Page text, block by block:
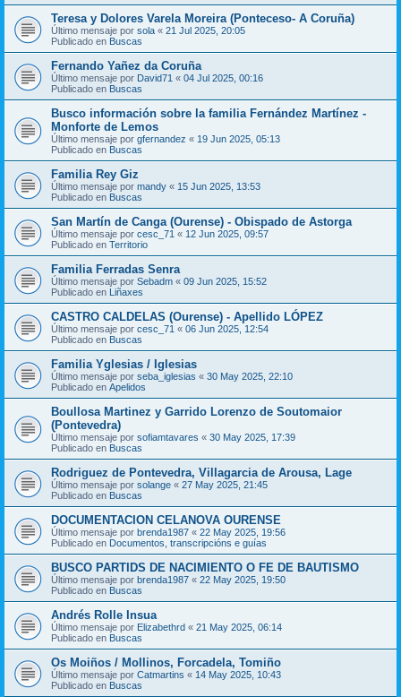
Teresa y Dolores Varela Moreira (Ponteceso- A Coruña)
Último mensaje por sola « 21 Jul 2025, 20:05
Publicado en Buscas
Fernando Yañez da Coruña
Último mensaje por David71 « 04 Jul 2025, 00:16
Publicado en Buscas
Busco información sobre la familia Fernández Martínez -
Monforte de Lemos
Último mensaje por gfernandez « 19 Jun 2025, 05:13
Publicado en Buscas
Familia Rey Giz
Último mensaje por mandy « 15 Jun 2025, 13:53
Publicado en Buscas
San Martín de Canga (Ourense) - Obispado de Astorga
Último mensaje por cesc_71 « 12 Jun 2025, 09:57
Publicado en Territorio
Familia Ferradas Senra
Último mensaje por Sebadm « 09 Jun 2025, 15:52
Publicado en Liñaxes
CASTRO CALDELAS (Ourense) - Apellido LÓPEZ
Último mensaje por cesc_71 « 06 Jun 2025, 12:54
Publicado en Buscas
Familia Yglesias / Iglesias
Último mensaje por seba_iglesias « 30 May 2025, 22:10
Publicado en Apelidos
Boullosa Martinez y Garrido Lorenzo de Soutomaior
(Pontevedra)
Último mensaje por sofiamtavares « 30 May 2025, 17:39
Publicado en Buscas
Rodriguez de Pontevedra, Villagarcia de Arousa, Lage
Último mensaje por solange « 27 May 2025, 21:45
Publicado en Buscas
DOCUMENTACION CELANOVA OURENSE
Último mensaje por brenda1987 « 22 May 2025, 19:56
Publicado en Documentos, transcripcións e guías
BUSCO PARTIDS DE NACIMIENTO O FE DE BAUTISMO
Último mensaje por brenda1987 « 22 May 2025, 19:50
Publicado en Buscas
Andrés Rolle Insua
Último mensaje por Elizabethrd « 21 May 2025, 06:14
Publicado en Buscas
Os Moiños / Mollinos, Forcadela, Tomiño
Último mensaje por Catmartins « 14 May 2025, 10:43
Publicado en Buscas